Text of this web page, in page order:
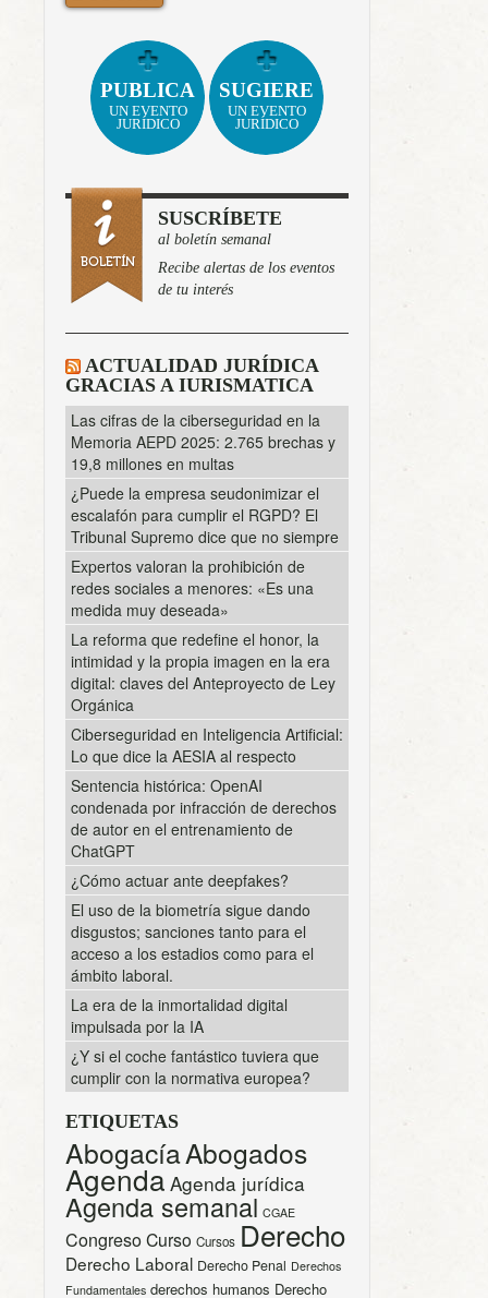
PUBLICA
UN EVENTO
JURÍDICO
SUGIERE
UN EVENTO
JURÍDICO
SUSCRÍBETE
al boletín semanal
Recibe alertas de los eventos
de tu interés
ACTUALIDAD JURÍDICA
GRACIAS A IURISMATICA
Las cifras de la ciberseguridad en la
Memoria AEPD 2025: 2.765 brechas y
19,8 millones en multas
¿Puede la empresa seudonimizar el
escalafón para cumplir el RGPD? El
Tribunal Supremo dice que no siempre
Expertos valoran la prohibición de
redes sociales a menores: «Es una
medida muy deseada»
La reforma que redefine el honor, la
intimidad y la propia imagen en la era
digital: claves del Anteproyecto de Ley
Orgánica
Ciberseguridad en Inteligencia Artificial:
Lo que dice la AESIA al respecto
Sentencia histórica: OpenAI
condenada por infracción de derechos
de autor en el entrenamiento de
ChatGPT
¿Cómo actuar ante deepfakes?
El uso de la biometría sigue dando
disgustos; sanciones tanto para el
acceso a los estadios como para el
ámbito laboral.
La era de la inmortalidad digital
impulsada por la IA
¿Y si el coche fantástico tuviera que
cumplir con la normativa europea?
ETIQUETAS
AbogacíaAbogados
Agenda Agenda jurídica
Agenda semanal CGAE
CongresoCurso Cursos Derecho
Derecho Laboral Derecho Penal Derechos
Fundamentales derechos humanos Derecho